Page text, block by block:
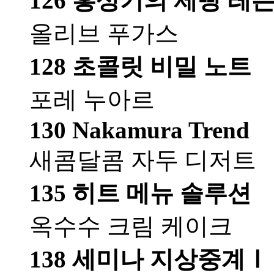
올리브 푸가스
128 초콜릿 비밀 노트
포레 누아르
130 Nakamura Trend
새콤달콤 자두 디저트
135 히트 메뉴 솔루션
옥수수 크림 케이크
138 세미나 지상중계Ⅰ